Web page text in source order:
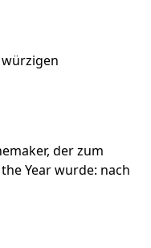
der zum
Year wurde: nach